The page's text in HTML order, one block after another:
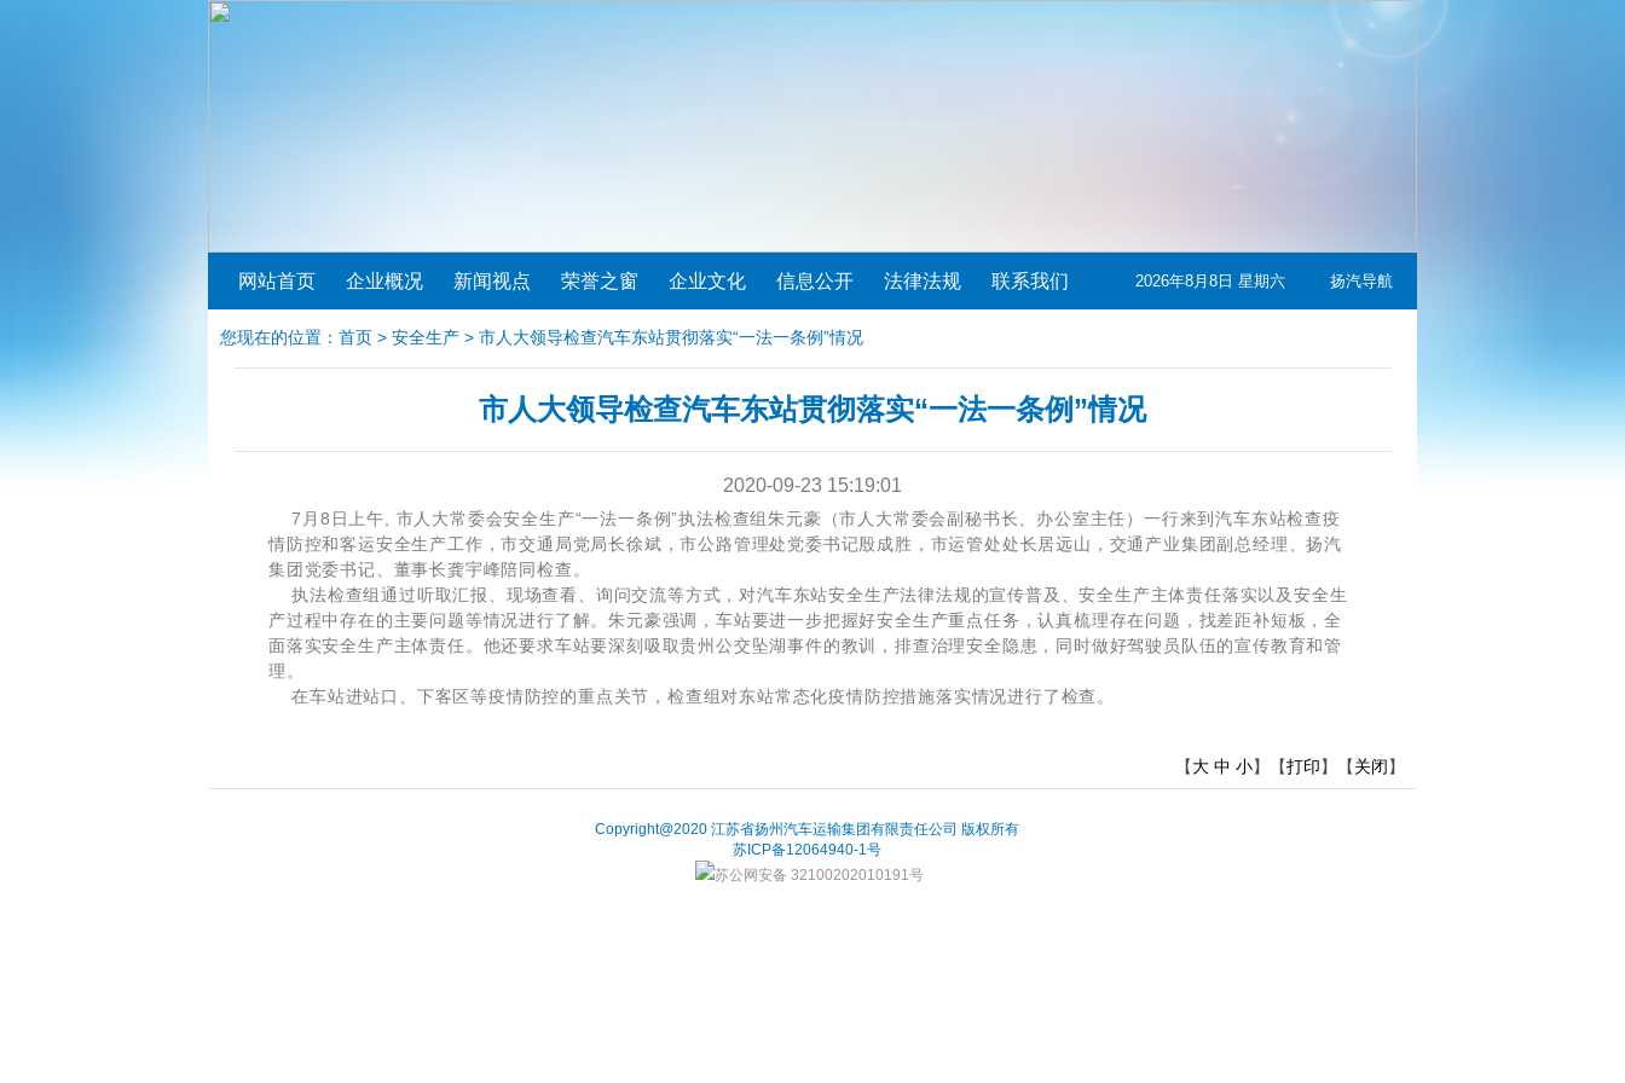
网站首页 企业概况 新闻视点 荣誉之窗 企业文化 信息公开 法律法规 联系我们 2026年8月8日 星期六 扬汽导航
您现在的位置： 首页 > 安全生产 > 市人大领导检查汽车东站贯彻落实“一法一条例”情况
市人大领导检查汽车东站贯彻落实“一法一条例”情况
2020-09-23 15:19:01
7月8日上午, 市人大常委会安全生产“一法一条例”执法检查组朱元豪（市人大常委会副秘书长、办公室主任）一行来到汽车东站检查疫
情防控和客运安全生产工作，市交通局党局长徐斌，市公路管理处党委书记殷成胜，市运管处处长居远山，交通产业集团副总经理、扬汽
集团党委书记、董事长龚宇峰陪同检查。
执法检查组通过听取汇报、现场查看、询问交流等方式，对汽车东站安全生产法律法规的宣传普及、安全生产主体责任落实以及安全生
产过程中存在的主要问题等情况进行了解。朱元豪强调，车站要进一步把握好安全生产重点任务，认真梳理存在问题，找差距补短板，全
面落实安全生产主体责任。他还要求车站要深刻吸取贵州公交坠湖事件的教训，排查治理安全隐患，同时做好驾驶员队伍的宣传教育和管
理。
在车站进站口、下客区等疫情防控的重点关节，检查组对东站常态化疫情防控措施落实情况进行了检查。
【大 中 小】【打印】【关闭】
Copyright@2020 江苏省扬州汽车运输集团有限责任公司 版权所有
苏ICP备12064940-1号
苏公网安备 32100202010191号